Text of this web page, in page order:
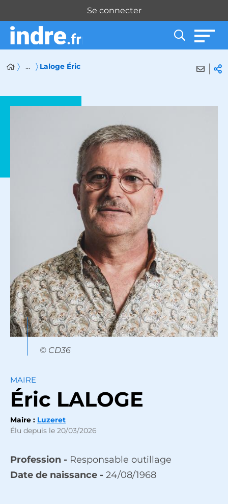
Panneau de gestion des cookies
Se connecter
... Laloge Éric
© CD36
MAIRE
Éric LALOGE
Maire : Luzeret
Élu depuis le 20/03/2026
Profession - Responsable outillage
Date de naissance - 24/08/1968